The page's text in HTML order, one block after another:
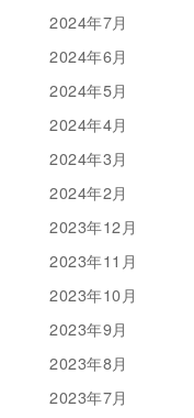
2024年7月
2024年6月
2024年5月
2024年4月
2024年3月
2024年2月
2023年12月
2023年11月
2023年10月
2023年9月
2023年8月
2023年7月